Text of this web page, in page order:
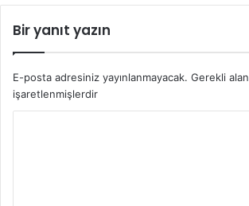
Bir yanıt yazın
E-posta adresiniz yayınlanmayacak. Gerekli
işaretlenmişlerdir